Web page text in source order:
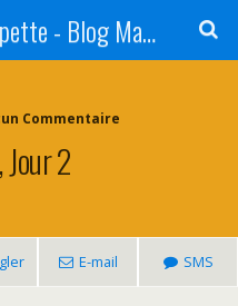
Marinette Saperlipopette - Blog Maman Angers Lifestyle - Ex Expat Montréal
Commentaire
2
E-mail SMS